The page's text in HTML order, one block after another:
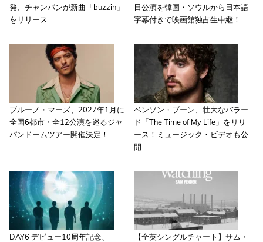
発、チャンパンが新曲「buzzin」
をリリース
日公演を韓国・ソウルから日本語
字幕付きで映画館独占生中継！
ブルーノ・マーズ、2027年1月に
全国6都市・全12公演を巡るジャ
パンドームツアー開催決定！
ベンソン・ブーン、壮大なバラー
ド「The Time of My Life」をリリ
ース！ミュージック・ビデオも公
開
DAY6 デビュー10周年記念、
【全英シングルチャート】サム・